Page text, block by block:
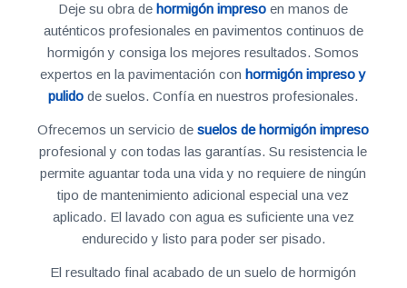
Deje su obra dehormigón impreso en manos de
auténticos profesionales en pavimentos continuos de
hormigón y consiga los mejores resultados. Somos
expertos en la pavimentación conhormigón impreso y
pulido de suelos. Confía en nuestros profesionales.
Ofrecemos un servicio desuelos de hormigón impreso
profesional y con todas las garantías. Su resistencia le
permite aguantar toda una vida y no requiere de ningún
tipo de mantenimiento adicional especial una vez
aplicado. El lavado con agua es suficiente una vez
endurecido y listo para poder ser pisado.
El resultado final acabado de un suelo de hormigón